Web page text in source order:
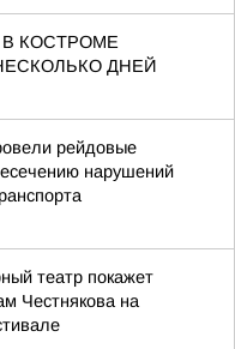
КОСТРОМЕ
ДНЕЙ
рейдовые
нарушений
театр покажет
Честнякова на